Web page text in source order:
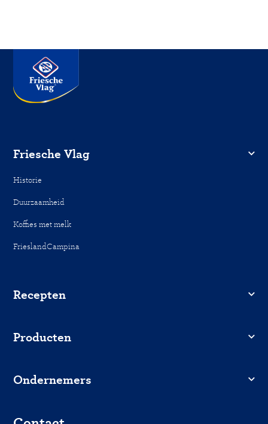
Friesche Vlag
Historie
Duurzaamheid
Koffies met melk
FrieslandCampina
Recepten
Producten
Ondernemers